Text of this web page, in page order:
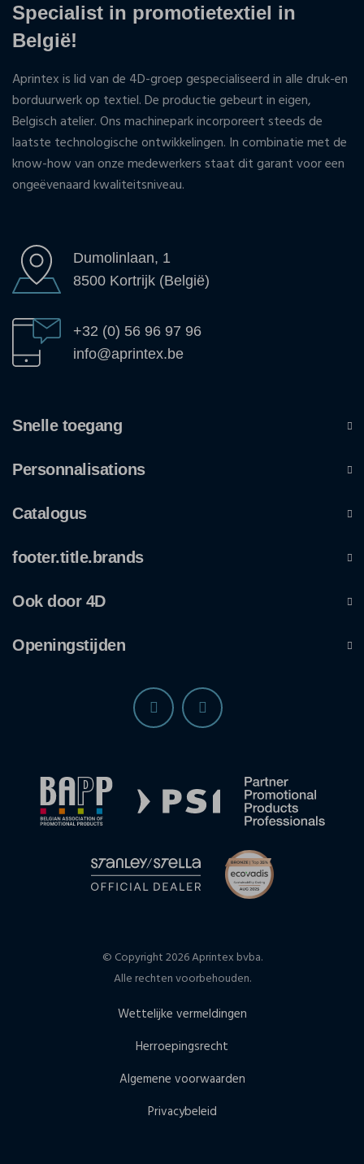
Specialist in promotietextiel in
België!
Aprintex is lid van de 4D-groep gespecialiseerd in alle druk-en
borduurwerk op textiel. De productie gebeurt in eigen,
Belgisch atelier. Ons machinepark incorporeert steeds de
laatste technologische ontwikkelingen. In combinatie met de
know-how van onze medewerkers staat dit garant voor een
ongeëvenaard kwaliteitsniveau.
Dumolinlaan, 1
8500 Kortrijk (België)
+32 (0) 56 96 97 96
info@aprintex.be
Snelle toegang
Personnalisations
Catalogus
footer.title.brands
Ook door 4D
Openingstijden
© Copyright 2026 Aprintex bvba.
Alle rechten voorbehouden.
Wettelijke vermeldingen
Herroepingsrecht
Algemene voorwaarden
Privacybeleid